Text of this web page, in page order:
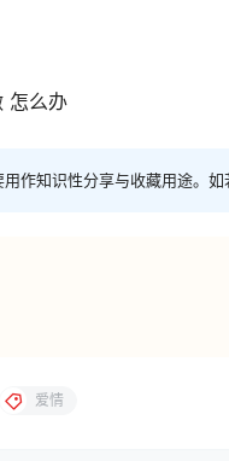
，再整理统筹，用最好
细节都会留有偏差。